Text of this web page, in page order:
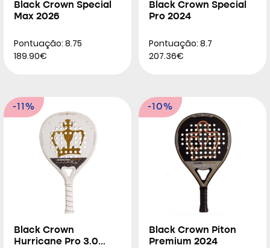
Black Crown Special
Max 2026
Pontuação: 8.75
189.90€
Black Crown Special
Pro 2024
Pontuação: 8.7
207.36€
-11%
Black Crown
Hurricane Pro 3.0
-10%
Black Crown Piton
Premium 2024